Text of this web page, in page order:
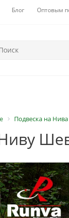
Блог Оптовым
Подвеска на